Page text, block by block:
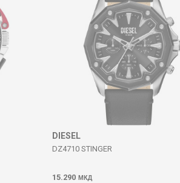
DIESEL
DZ4710 STINGER
15.290 МКД